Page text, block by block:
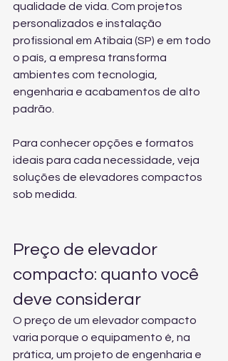
qualidade de vida. Com projetos
personalizados e instalação
profissional em Atibaia (SP) e em todo
o país, a empresa transforma
ambientes com tecnologia,
engenharia e acabamentos de alto
padrão.
Para conhecer opções e formatos
ideais para cada necessidade, veja
soluções de elevadores compactos
sob medida
Preço de elevador
compacto: quanto você
deve considerar
O preço de um elevador compacto
varia porque o equipamento é, na
prática, um projeto de engenharia e